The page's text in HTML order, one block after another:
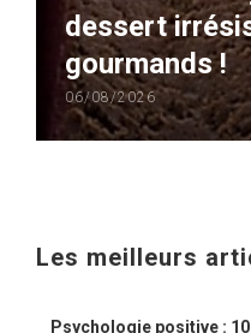
dessert
gourmands !
06/08/2026
Les meilleurs
Psychologie positive :